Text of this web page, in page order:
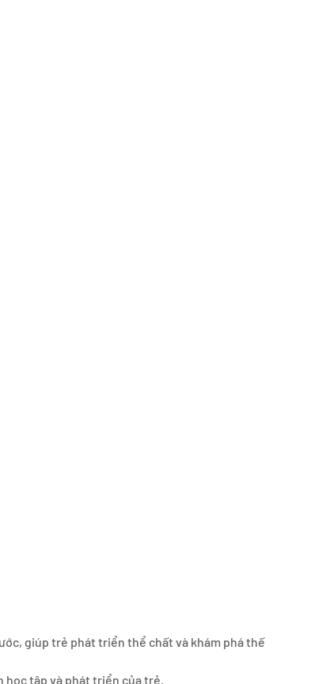
giúp trẻ phát triển thể chất và khám phá thế
học tập và phát triển của trẻ.